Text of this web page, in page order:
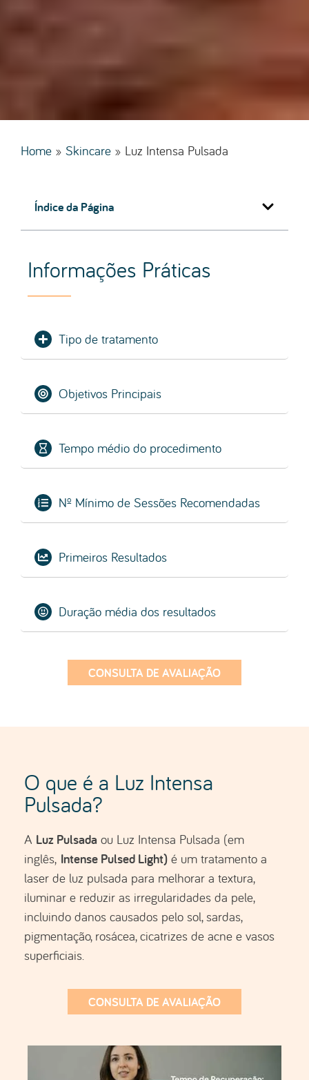
Home » Skincare » Luz Intensa Pulsada
Índice da Página
Informações Práticas
Tipo de tratamento
Objetivos Principais
Tempo médio do procedimento
Nº Mínimo de Sessões Recomendadas
Primeiros Resultados
Duração média dos resultados
CONSULTA DE AVALIAÇÃO
O que é a Luz Intensa
Pulsada?
A Luz Pulsada ou Luz Intensa Pulsada (em
inglês, Intense Pulsed Light) é um tratamento a
laser de luz pulsada para melhorar a textura,
iluminar e reduzir as irregularidades da pele,
incluindo danos causados pelo sol, sardas,
pigmentação, rosácea, cicatrizes de acne e vasos
superficiais.
CONSULTA DE AVALIAÇÃO